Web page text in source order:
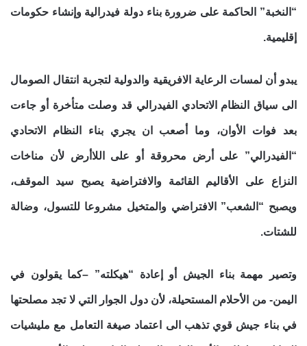
“النخبة” الحاكمة على ضرورة بناء دولة فيدرالية وإنشاء حكومات
إقليمية.
يبدو أن لمسات الرعاية الافريقية والدولية لتجربة انتقال الصومال
الى سياق النظام الاتحادي الفيدرالي قد وصلت متأخرة أو جاءت
بعد فوات الأوان، وما أصعب ان يجري بناء النظام الاتحادي
“الفيدرالي” على أرض محروقة أو على اللاأرض لأن مناخات
النزاع على الأقاليم القائمة والافتراضية يصبح سيد الموقف،
ويصبح “الشعب” الافتراضي والمتخيل مشروعا للتسول، وضالة
للشتات.
وتصير مهمة بناء الجيش أو إعادة “هيكلته” –كما يقولون في
اليمن- من الأحلام المستحيلة، لأن دول الجوار التي لا تجد مصلحتها
في بناء جيش قوي تذهب الى اعتماد صيغة التعامل مع مليشيات